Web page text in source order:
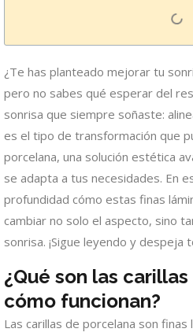
¿Te has planteado mejorar tu
pero no sabes qué esperar del
sonrisa que siempre soñaste:
es el tipo de transformación que
porcelana, una solución estética
se adapta a tus necesidades. En
profundidad cómo estas finas
cambiar no solo el aspecto, sino
sonrisa. ¡Sigue leyendo y despeja
¿Qué son las
cómo funcionan?
Las carillas de porcelana son